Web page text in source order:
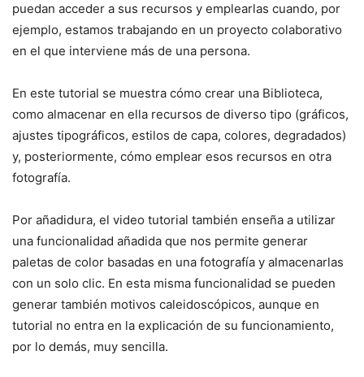
puedan acceder a sus recursos y emplearlas cuando, por
ejemplo, estamos trabajando en un proyecto colaborativo
en el que interviene más de una persona.
En este tutorial se muestra cómo crear una Biblioteca,
como almacenar en ella recursos de diverso tipo (gráficos,
ajustes tipográficos, estilos de capa, colores, degradados)
y, posteriormente, cómo emplear esos recursos en otra
fotografía.
Por añadidura, el video tutorial también enseña a utilizar
una funcionalidad añadida que nos permite generar
paletas de color basadas en una fotografía y almacenarlas
con un solo clic. En esta misma funcionalidad se pueden
generar también motivos caleidoscópicos, aunque en
tutorial no entra en la explicación de su funcionamiento,
por lo demás, muy sencilla.